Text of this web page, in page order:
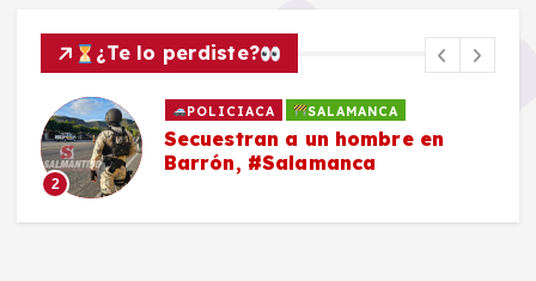
¿Te lo perdiste?
2
POLICIACA SALAMANCA
Secuestran a un hombre en
Barrón, #Salamanca